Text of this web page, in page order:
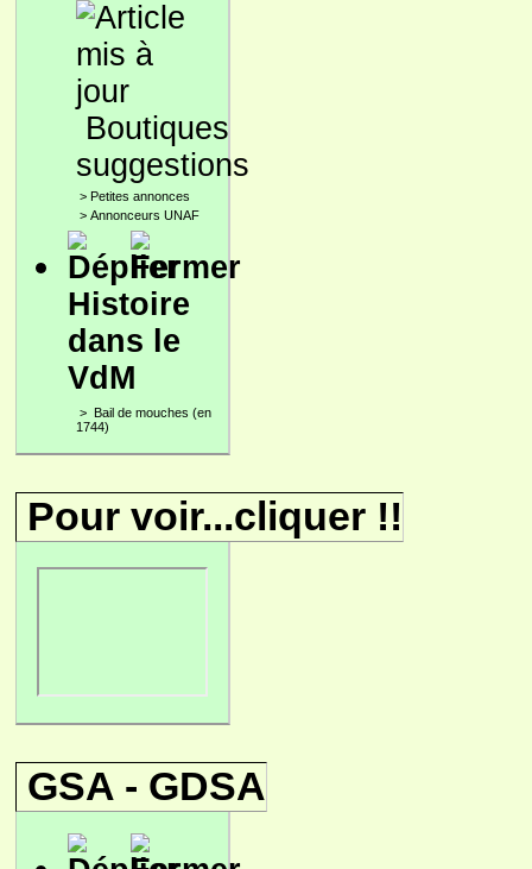
Boutiques
suggestions
> Petites annonces
> Annonceurs UNAF
Histoire
dans le
VdM
> Bail de mouches (en
1744)
Pour voir...cliquer !!
GSA - GDSA